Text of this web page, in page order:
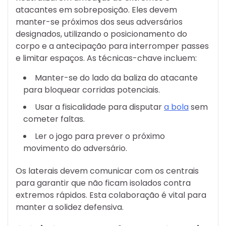
atacantes em sobreposição. Eles devem
manter-se próximos dos seus adversários
designados, utilizando o posicionamento do
corpo e a antecipação para interromper passes
e limitar espaços. As técnicas-chave incluem:
Manter-se do lado da baliza do atacante
para bloquear corridas potenciais.
Usar a fisicalidade para disputara bolasem
cometer faltas.
Ler o jogo para prever o próximo
movimento do adversário.
Os laterais devem comunicar com os centrais
para garantir que não ficam isolados contra
extremos rápidos. Esta colaboração é vital para
manter a solidez defensiva.